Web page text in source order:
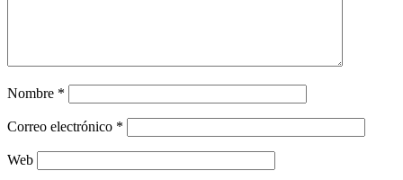
Nombre *
Correo electrónico *
Web